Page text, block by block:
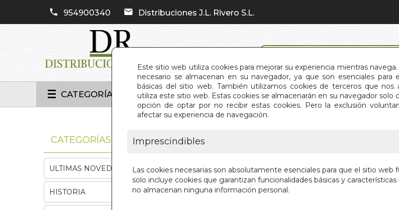
Este sitio web utiliza cookies para mejorar su experiencia mientras
necesario se almacenan en su navegador, ya que son esenciales para
básicas del sitio web. También utilizamos cookies de terceros que
utiliza este sitio web. Estas cookies se almacenarán en su navegador
opción de optar por no recibir estas cookies. Pero la exclusión
afectar su experiencia de navegación.
Imprescindibles
Las cookies necesarias son absolutamente esenciales para que el sitio
solo incluye cookies que garantizan funcionalidades básicas y
no almacenan ninguna información personal.
954900340 Distribuciones J.L. Rivero S.L.
CATEGORÍAS INICIO QUIÉNES SOMOS
CATEGORÍAS
ULTIMAS NOVEDADES
HISTORIA